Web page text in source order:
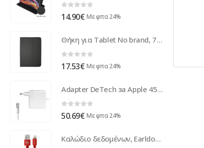
0 out of 5
14.90€ Με φπα 24%
Θήκη για Tablet No brand, 7", Μαυρο - 40016
0 out of 5
17.53€ Με φπα 24%
Adapter DeTech за Apple 45W 14.5V/3.1A magnetic 5pin 2pin - 278
0 out of 5
50.69€ Με φπα 24%
Καλώδιο δεδομένων, Earldom, EC-009i, Για iPhone 5/6/7, 1.0m, Διαφορετικά χρώματα - 14884